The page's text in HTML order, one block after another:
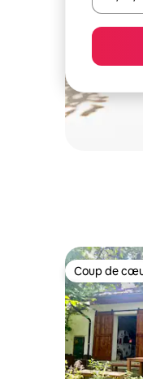
Coup de
Coup de